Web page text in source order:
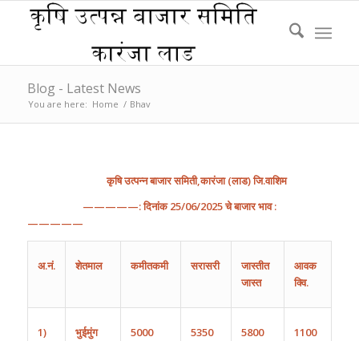
Blog - Latest News
You are here: Home / Bhav
कृषिउत्पन्नबाजारसमिती,कारंजा(लाड)जि.वाशिम
—————:दिनांक25/06/2025चेबाजारभाव:
—————
अ.नं. शेतमाल कमीतकमी सरासरी
जास्तीत
जास्त
आवक
क्वि.
1)
भुईमुंग
5000 5350 5800 1100